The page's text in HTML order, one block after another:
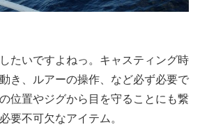
たいですよねっ。キャスティング時
き、ルアーの操作、など必ず必要で
位置やジグから目を守ることにも繋
要不可欠なアイテム。